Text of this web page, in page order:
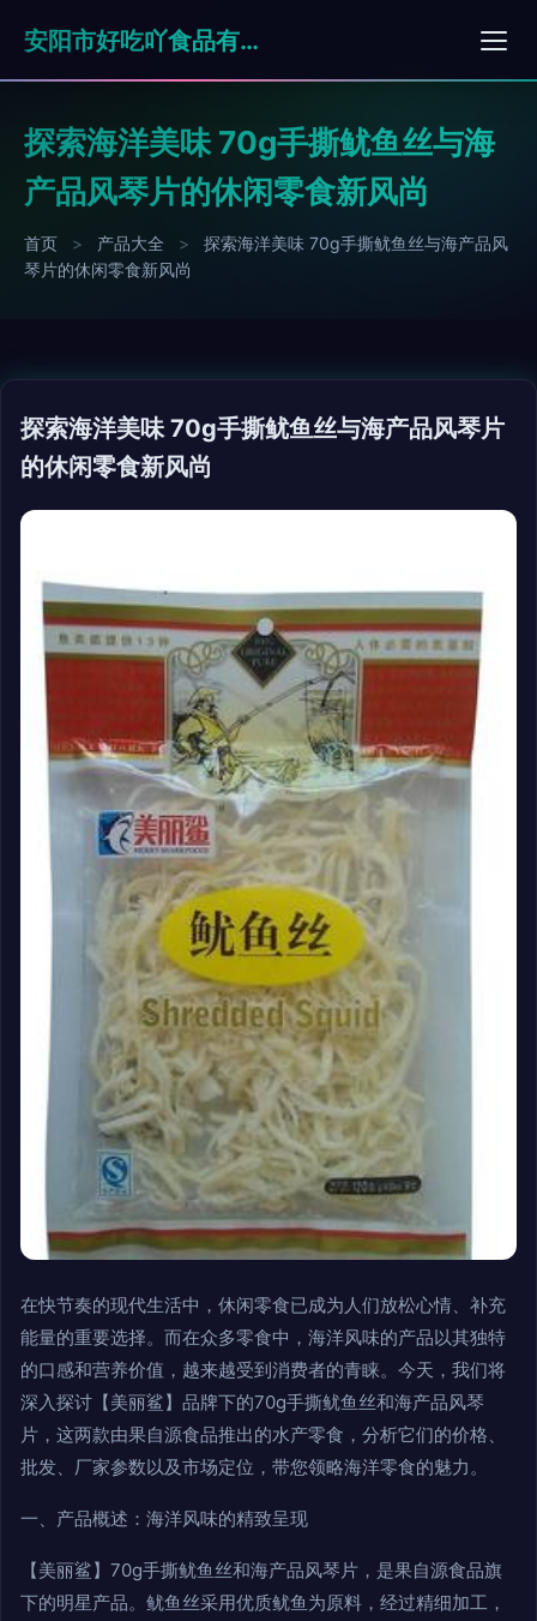
安阳市好吃吖食品有限公司
探索海洋美味 70g手撕鱿鱼丝与海
产品风琴片的休闲零食新风尚
首页 > 产品大全 >
探索海洋美味 70g手撕鱿鱼丝与海产品风
琴片的休闲零食新风尚
探索海洋美味 70g手撕鱿鱼丝与海产品风琴片
的休闲零食新风尚
在快节奏的现代生活中，休闲零食已成为人们放松心情、补充
能量的重要选择。而在众多零食中，海洋风味的产品以其独特
的口感和营养价值，越来越受到消费者的青睐。今天，我们将
深入探讨【美丽鲨】品牌下的70g手撕鱿鱼丝和海产品风琴
片，这两款由果自源食品推出的水产零食，分析它们的价格、
批发、厂家参数以及市场定位，带您领略海洋零食的魅力。
一、产品概述：海洋风味的精致呈现
【美丽鲨】70g手撕鱿鱼丝和海产品风琴片，是果自源食品旗
下的明星产品。鱿鱼丝采用优质鱿鱼为原料，经过精细加工，